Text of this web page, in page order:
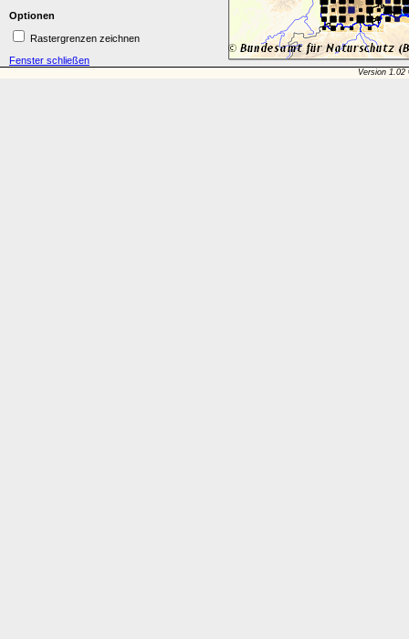
Optionen
Rastergrenzen zeichnen
Fenster schließen
Version